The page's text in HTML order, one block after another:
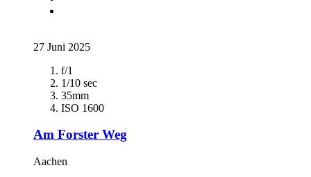
27 Juni 2025
f/1
1/10 sec
35mm
ISO 1600
Am Forster Weg
Aachen